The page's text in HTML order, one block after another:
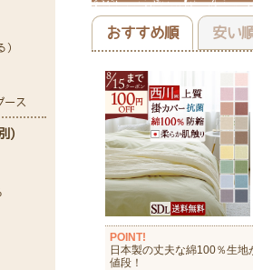
おすすめ順 安い
POINT!
日本製の丈夫な綿100％生地
値段！